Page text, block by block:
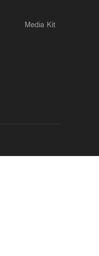
Media Kit